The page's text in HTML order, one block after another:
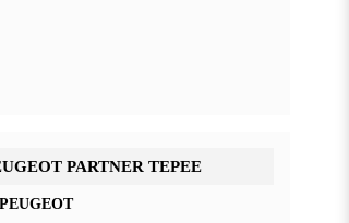
PARTNER TEPEE
PEUGEOT